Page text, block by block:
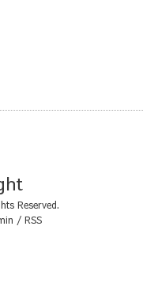
Reserved.
/ RSS